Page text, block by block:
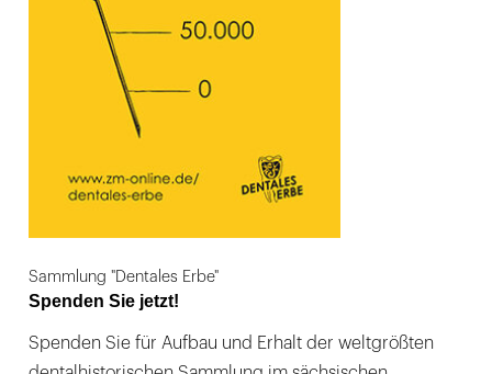
Sammlung "Dentales Erbe"
Spenden Sie jetzt!
Spenden Sie für Aufbau und Erhalt der weltgrößten